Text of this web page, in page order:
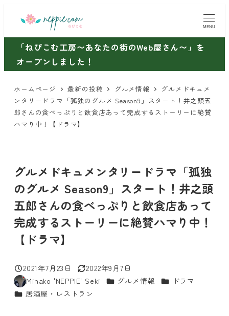
ン
ン
MENU
「ねぴこむ工房〜あなたの街のWeb屋さん〜」を
オープンしました！
ホームページ 最新の投稿 グルメ情報
グルメドキュメ
ンタリードラマ「孤独のグルメ Season9」スタート！井之頭五
郎さんの食べっぷりと飲食店あって完成するストーリーに絶賛
ハマり中！【ドラマ】
グルメドキュメンタリードラマ「孤独
のグルメ Season9」スタート！井之頭
五郎さんの食べっぷりと飲食店あって
完成するストーリーに絶賛ハマり中！
【ドラマ】
投稿日
2021年7月23日
更新日
2022年9月7日
著
者
Minako 'NEPPIE' Seki カテゴリー
グルメ情報 カテゴリー
ドラマ
カテゴリー
居酒屋・レストラン